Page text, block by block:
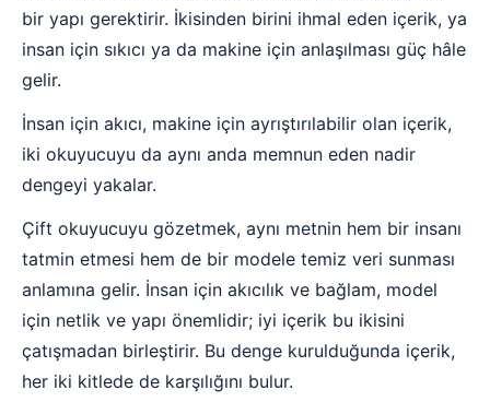
bir yapı gerektirir. İkisinden birini ihmal eden içerik, ya
insan için sıkıcı ya da makine için anlaşılması güç hâle
gelir.
İnsan için akıcı, makine için ayrıştırılabilir olan içerik,
iki okuyucuyu da aynı anda memnun eden nadir
dengeyi yakalar.
Çift okuyucuyu gözetmek, aynı metnin hem bir insanı
tatmin etmesi hem de bir modele temiz veri sunması
anlamına gelir. İnsan için akıcılık ve bağlam, model
için netlik ve yapı önemlidir; iyi içerik bu ikisini
çatışmadan birleştirir. Bu denge kurulduğunda içerik,
her iki kitlede de karşılığını bulur.